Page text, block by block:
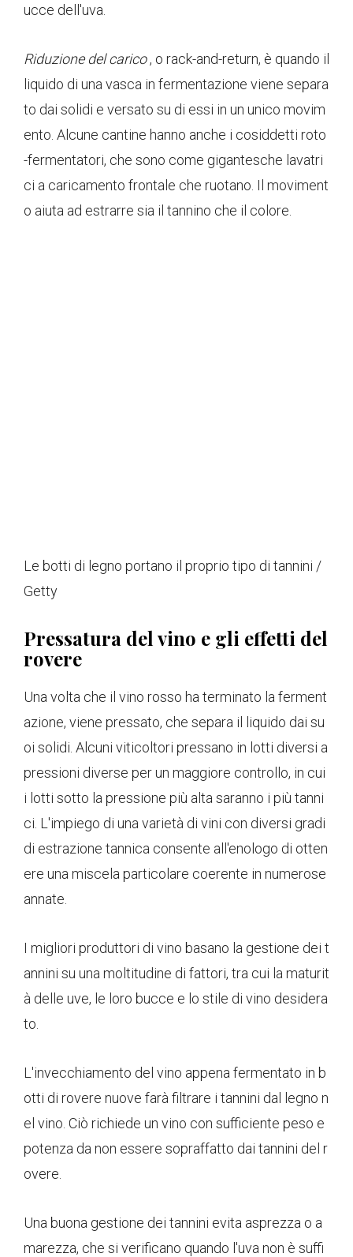
ucce dell'uva.
Riduzione del carico, o rack-and-return, è quando il
liquido di una vasca in fermentazione viene separa
to dai solidi e versato su di essi in un unico movim
ento. Alcune cantine hanno anche i cosiddetti roto
-fermentatori, che sono come gigantesche lavatri
ci a caricamento frontale che ruotano. Il moviment
o aiuta ad estrarre sia il tannino che il colore.
Le botti di legno portano il proprio tipo di tannini /
Getty
Pressatura del vino e gli effetti del
rovere
Una volta che il vino rosso ha terminato la ferment
azione, viene pressato, che separa il liquido dai su
oi solidi. Alcuni viticoltori pressano in lotti diversi a
pressioni diverse per un maggiore controllo, in cui
i lotti sotto la pressione più alta saranno i più tanni
ci. L'impiego di una varietà di vini con diversi gradi
di estrazione tannica consente all'enologo di otten
ere una miscela particolare coerente in numerose
annate.
I migliori produttori di vino basano la gestione dei t
annini su una moltitudine di fattori, tra cui la maturit
à delle uve, le loro bucce e lo stile di vino desidera
to.
L'invecchiamento del vino appena fermentato in b
otti di rovere nuove farà filtrare i tannini dal legno n
el vino. Ciò richiede un vino con sufficiente peso e
potenza da non essere sopraffatto dai tannini del r
overe.
Una buona gestione dei tannini evita asprezza o a
marezza, che si verificano quando l'uva non è suffi